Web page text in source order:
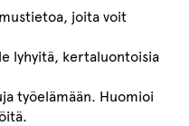
joita voit
lyhyitä, kertaluontoisia
työelämään. Huomioi